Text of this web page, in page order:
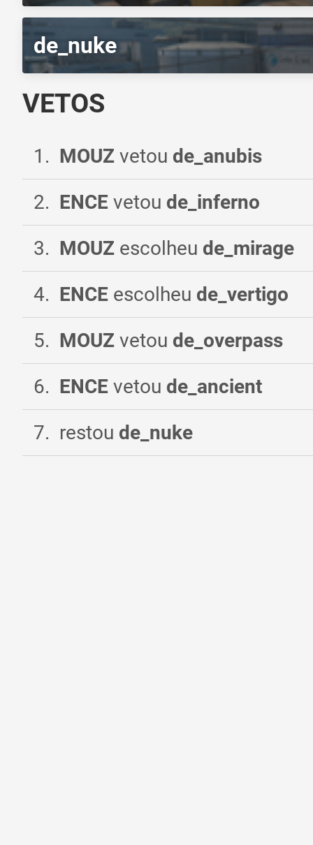
de_nuke
VETOS
1 . MOUZ vetou de_anubis
2. ENCE vetou de_inferno
3. MOUZ escolheu de_mirage
4. ENCE escolheu de_vertigo
5. MOUZ vetou de_overpass
6. ENCE vetou de_ancient
7. restou de_nuke